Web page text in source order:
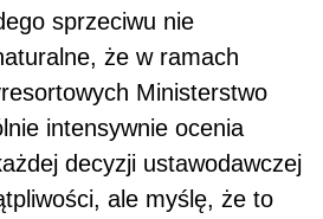
sprzeciwu nie
że w ramach
Ministerstwo
intensywnie ocenia
decyzji ustawodawczej
ale myślę, że to